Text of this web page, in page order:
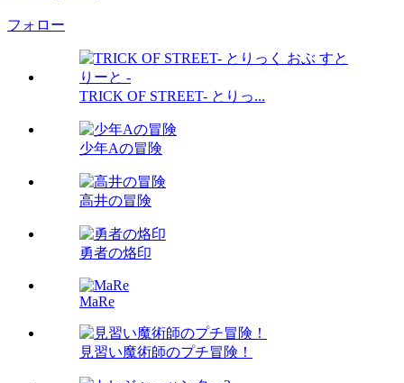
フォロー
TRICK OF STREET- とりっ...
少年Aの冒険
高井の冒険
勇者の烙印
MaRe
見習い魔術師のプチ冒険！